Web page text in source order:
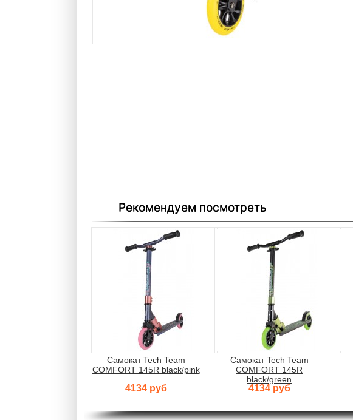
Рекомендуем посмотреть
Самокат Tech Team
COMFORT 145R black/pink
4134 руб
Самокат Tech Team
COMFORT 145R
black/green
4134 руб